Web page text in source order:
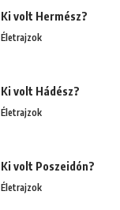
Ki volt Hermész?
Életrajzok
Ki volt Hádész?
Életrajzok
Ki volt Poszeidón?
Életrajzok